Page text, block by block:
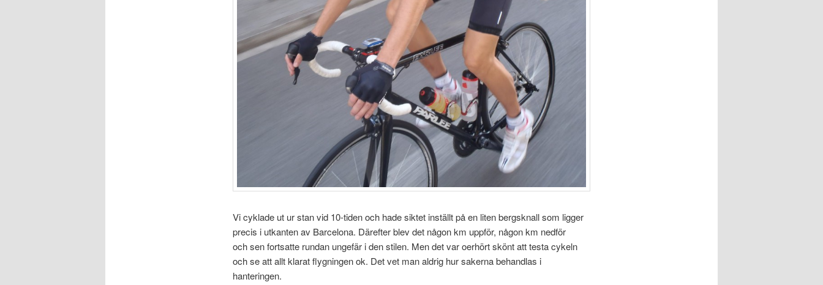
Vi cyklade ut ur stan vid 10-tiden och hade siktet inställt på en liten bergsknall som ligger
precis i utkanten av Barcelona. Därefter blev det någon km uppför, någon km nedför
och sen fortsatte rundan ungefär i den stilen. Men det var oerhört skönt att testa cykeln
och se att allt klarat flygningen ok. Det vet man aldrig hur sakerna behandlas i
hanteringen.